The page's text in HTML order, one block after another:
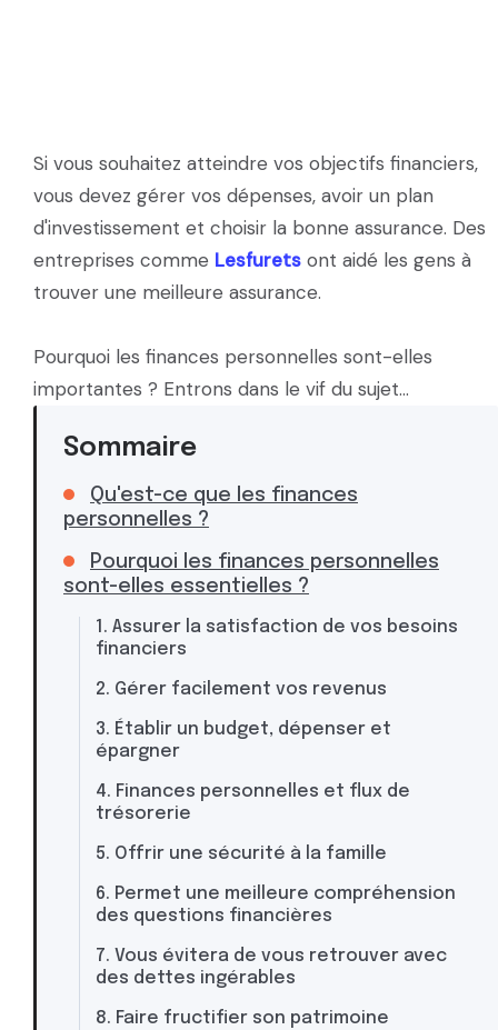
Si vous souhaitez atteindre vos objectifs financiers,
vous devez gérer vos dépenses, avoir un plan
d'investissement et choisir la bonne assurance. Des
entreprises comme Lesfurets ont aidé les gens à
trouver une meilleure assurance.
Pourquoi les finances personnelles sont-elles
importantes ? Entrons dans le vif du sujet...
Sommaire
Qu'est-ce que les finances
personnelles ?
Pourquoi les finances personnelles
sont-elles essentielles ?
1. Assurer la satisfaction de vos besoins
financiers
2. Gérer facilement vos revenus
3. Établir un budget, dépenser et
épargner
4. Finances personnelles et flux de
trésorerie
5. Offrir une sécurité à la famille
6. Permet une meilleure compréhension
des questions financières
7. Vous évitera de vous retrouver avec
des dettes ingérables
8. Faire fructifier son patrimoine